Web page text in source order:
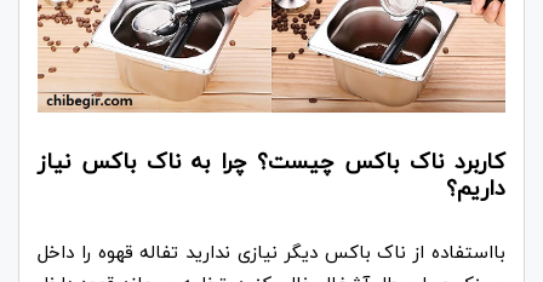
کاربرد ناک باکس چیست؟ چرا به ناک باکس نیاز
داریم؟
بااستفاده از ناک باکس دیگر نیازی ندارید تفاله قهوه را داخل